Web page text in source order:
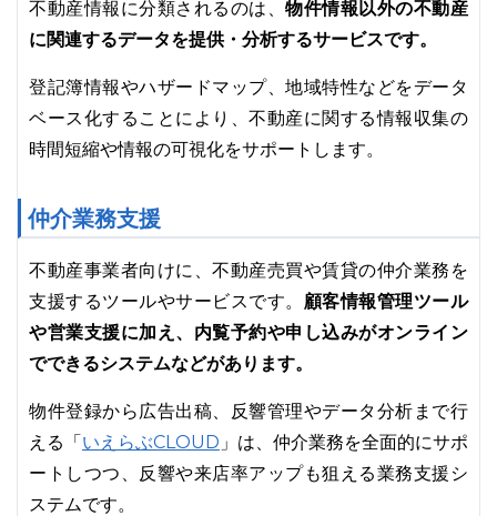
不動産情報に分類されるのは、物件情報以外の不動産
に関連するデータを提供・分析するサービスです。
登記簿情報やハザードマップ、地域特性などをデータ
ベース化することにより、不動産に関する情報収集の
時間短縮や情報の可視化をサポートします。
仲介業務支援
不動産事業者向けに、不動産売買や賃貸の仲介業務を
支援するツールやサービスです。 顧客情報管理ツール
や営業支援に加え、内覧予約や申し込みがオンライン
でできるシステムなどがあります。
物件登録から広告出稿、反響管理やデータ分析まで行
える「 いえらぶCLOUD 」は、仲介業務を全面的にサポ
ートしつつ、反響や来店率アップも狙える業務支援シ
ステムです。